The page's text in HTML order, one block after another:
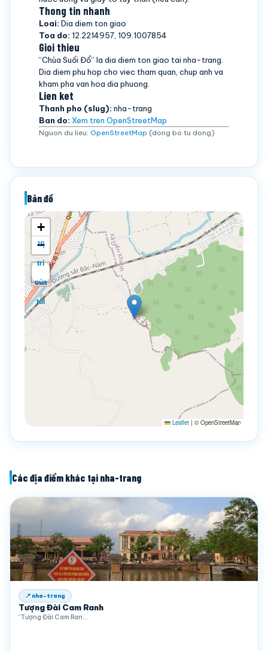
Thong tin nhanh
Loai: Dia diem ton giao
Toa do: 12.2214957, 109.1007854
Gioi thieu
“Chùa Suối Đổ” la dia diem ton giao tai nha-trang.
Dia diem phu hop cho viec tham quan, chup anh va
kham pha van hoa dia phuong.
Lien ket
Thanh pho (slug): nha-trang
Ban do: Xem tren OpenStreetMap
Nguon du lieu: OpenStreetMap (dong bo tu dong)
Bản đồ
+
−
Vị
trí
của
tôi
Leaflet | © OpenStreetMap
Các địa điểm khác tại nha-trang
📍 nha-trang
Tượng Đài Cam Ranh
“Tượng Đài Cam Ran…